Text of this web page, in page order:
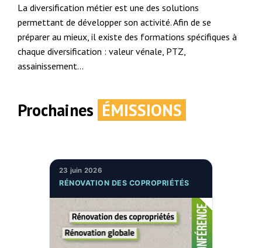
La diversification métier est une des solutions
permettant de développer son activité. Afin de se
préparer au mieux, il existe des formations spécifiques à
chaque diversification : valeur vénale, PTZ,
assainissement…
Prochaines ÉMISSIONS
23 juin 2026
RÉNOVATION DES COPROPRIÉTÉS